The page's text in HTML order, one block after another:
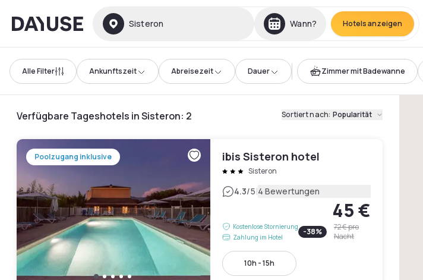
Dayuse Sisteron Wann? Hotels anzeigen
Alle Filter Ankunftszeit Abreisezeit Dauer Zimmer mit Badewanne
Verfügbare Tageshotels in Sisteron: 2 Sortiert nach: Popularität
Poolzugang inklusive ibis Sisteron hotel
Sisteron
4.3/5|4 Bewertungen
Kostenlose Stornierung
Zahlung im Hotel
45 €
-38% 72 €pro
Nacht
10h - 15h